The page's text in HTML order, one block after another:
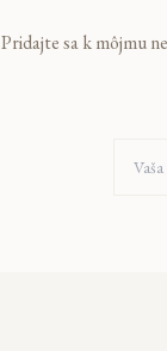
Pridajte sa k môjmu